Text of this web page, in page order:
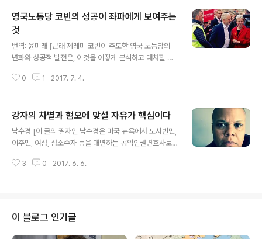
영국노동당 코빈의 성공이 좌파에게 보여주는
것
번역: 윤미래 [근래 제레미 코빈이 주도한 영국 노동당의
변화와 성공적 발전은, 이것을 어떻게 분석하고 대처할 것
을 불러일으키고 있다. 아래 닐 데이비슨(Neil Davidson)
의 전술과 조직 형태는 어떠해야 하는지 고민을 발전시키
기에 도움이 될 인터뷰이다. 원래 전반부에 지난 영국 총선
결과에 대한 자세한 평가를 담고 있었지만, 앞서 나온 좌파
았고 후반부만 번역했다. 닐 데이비슨은 저명한 마르크스
0 1 2017. 7. 4.
강자의 차별과 혐오에 맞설 자유가 핵심이다
남수경 [이 글의 필자인 남수경은 미국 뉴욕에서 도시빈민,
이주민, 여성, 성소수자 등을 대변하는 공익인권변호사로
aff Association UAW/NOLSW)의 조합원이다. 대구경
에서 나가! 세금도 안 내는 것들이!” 지난 5월 26일 오후,
오리건 주 최대 도시인 포틀랜드의 한 통근열차 안에서 갑
자기 한 남자가 고함을 질렀다. 메모리얼 데이(미국의 현충
3 0 2017. 6. 6.
이 블로그 인기글